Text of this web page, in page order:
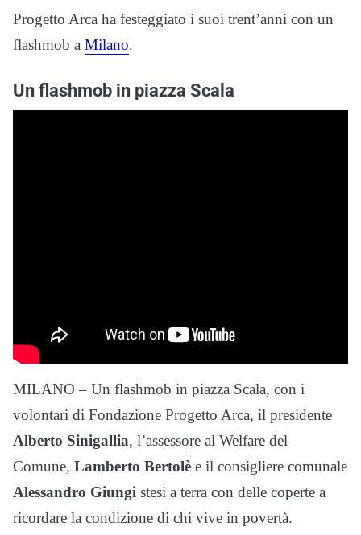
Progetto Arca ha festeggiato i suoi trent’anni con un
flashmob a Milano.
Un flashmob in piazza Scala
MILANO – Un flashmob in piazza Scala, con i
volontari di Fondazione Progetto Arca, il presidente
Alberto Sinigallia, l’assessore al Welfare del
Comune, Lamberto Bertolè e il consigliere comunale
Alessandro Giungi stesi a terra con delle coperte a
ricordare la condizione di chi vive in povertà.